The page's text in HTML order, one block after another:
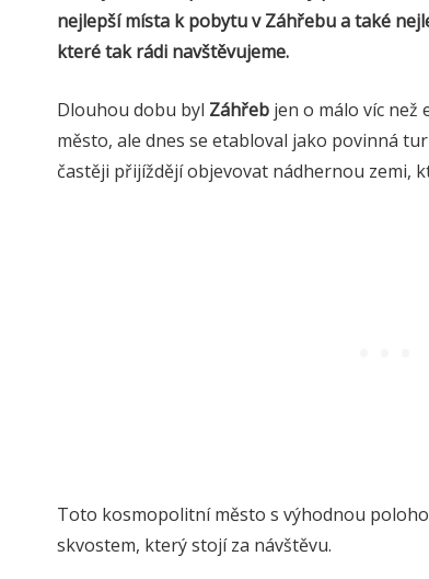
nejlepší místa k pobytu v Záhřebu a také
které tak rádi navštěvujeme.
Dlouhou dobu byl Záhřeb jen o málo víc než
město, ale dnes se etabloval jako povinná
častěji přijíždějí objevovat nádhernou zemi,
Toto kosmopolitní město s výhodnou
skvostem, který stojí za návštěvu.